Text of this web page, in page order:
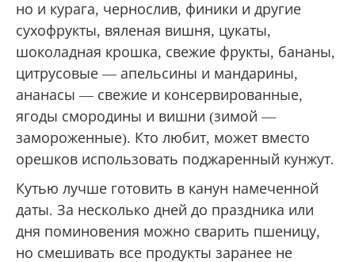
но и курага, чернослив, финики и другие
сухофрукты, вяленая вишня, цукаты,
шоколадная крошка, свежие фрукты, бананы,
цитрусовые — апельсины и мандарины,
ананасы — свежие и консервированные,
ягоды смородины и вишни (зимой —
замороженные). Кто любит, может вместо
орешков использовать поджаренный кунжут.
Кутью лучше готовить в канун намеченной
даты. За несколько дней до праздника или
дня поминовения можно сварить пшеницу,
но смешивать все продукты заранее не